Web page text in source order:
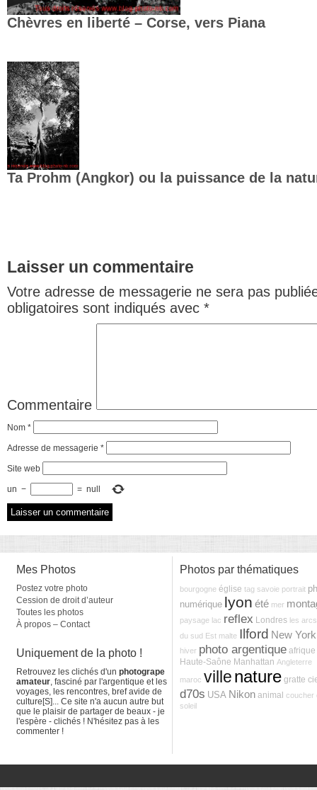
Chèvres en liberté – Corse, vers Piana
Ta Prohm (Angkor) ou la puissance de la
Laisser un commentaire
Votre adresse de messagerie ne sera pas
obligatoires sont indiqués avec *
Commentaire
Nom *
Adresse de messagerie *
Site web
un − = null
Mes Photos
Postez votre photo
Cession de droit d’auteur
Toutes les photos
À propos – Contact
Uniquement de la photo !
Retrouvez les clichés d'un photogrape
amateur, fasciné par l'argentique et les
voyages, les rencontres, bref avide de
culture[S]... Ce site n'a aucun autre but
que le plaisir de partager de beaux - je
l'espère - clichés ! N'hésitez pas à les
commenter !
Photos par thématiques
bourgogne église tag savoie portrait
numérique lyon été mer
paysage lac reflex Londres les arcs
du sud Est malte Ilford New York
hiver photo argentique afrique
Haute-Saône Manhattan Angleterre
maroc villenature gratte
d70s USA Nikon animal coucher
soleil